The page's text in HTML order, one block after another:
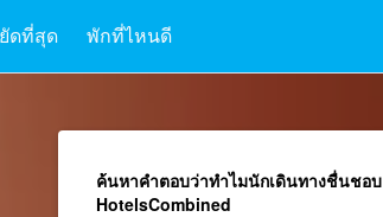
ดที่สุด พักที่ไหนดี
ค้นหาคำตอบว่าทำไมนักเดินทางชื่นชอบ
HotelsCombined